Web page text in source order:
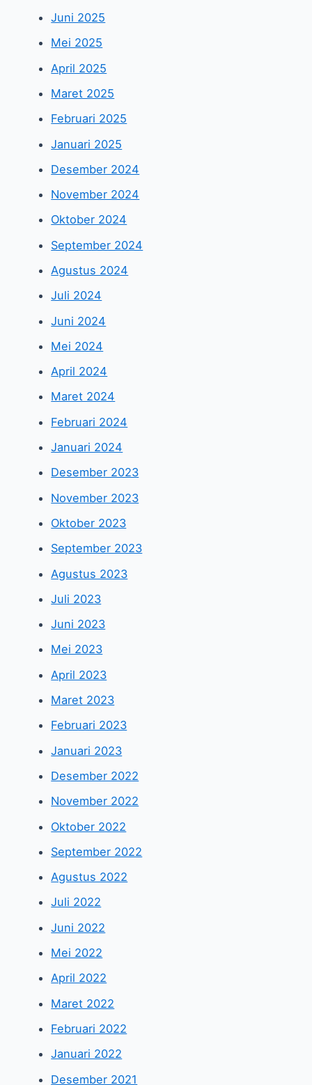
Juni 2025
Mei 2025
April 2025
Maret 2025
Februari 2025
Januari 2025
Desember 2024
November 2024
Oktober 2024
September 2024
Agustus 2024
Juli 2024
Juni 2024
Mei 2024
April 2024
Maret 2024
Februari 2024
Januari 2024
Desember 2023
November 2023
Oktober 2023
September 2023
Agustus 2023
Juli 2023
Juni 2023
Mei 2023
April 2023
Maret 2023
Februari 2023
Januari 2023
Desember 2022
November 2022
Oktober 2022
September 2022
Agustus 2022
Juli 2022
Juni 2022
Mei 2022
April 2022
Maret 2022
Februari 2022
Januari 2022
Desember 2021